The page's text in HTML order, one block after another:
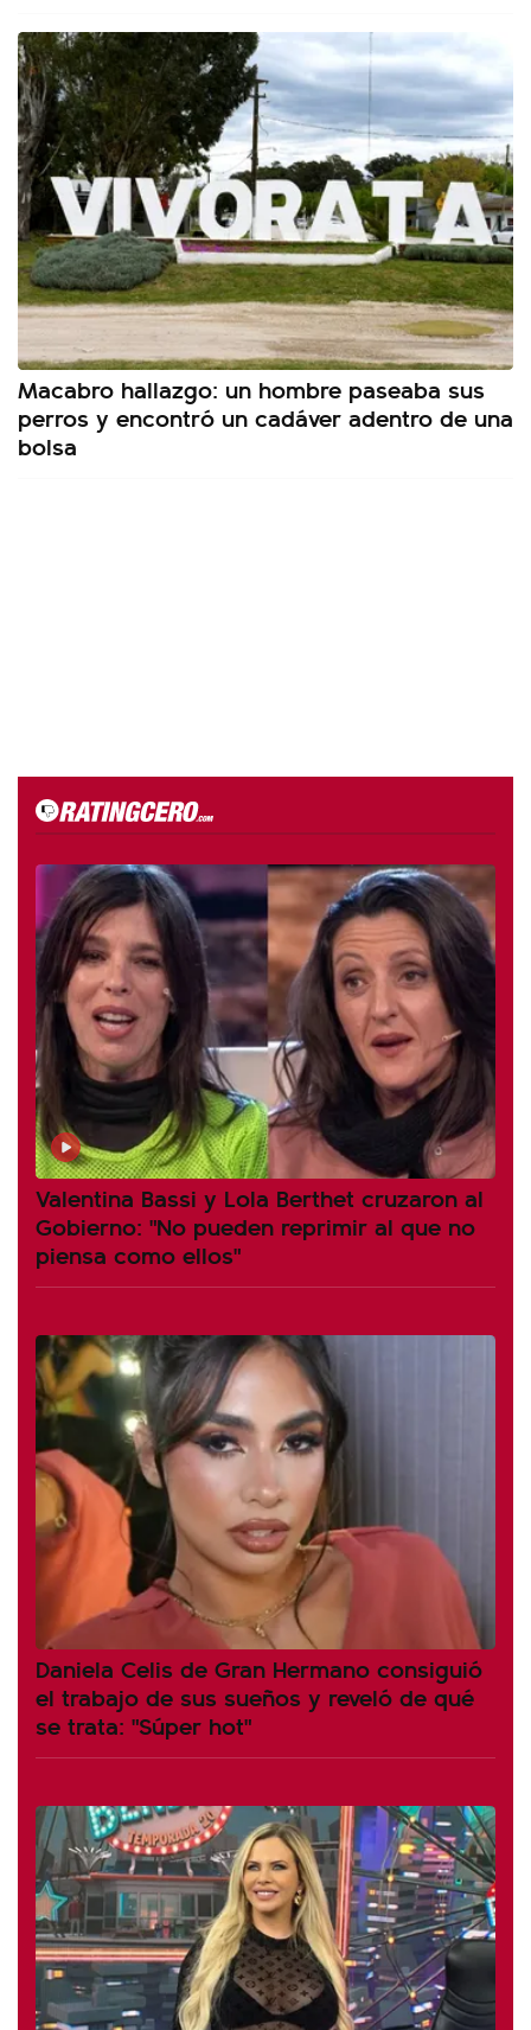
Macabro hallazgo: un hombre paseaba sus
perros y encontró un cadáver adentro de una
bolsa
Valentina Bassi y Lola Berthet cruzaron al
Gobierno: "No pueden reprimir al que no
piensa como ellos"
Daniela Celis de Gran Hermano consiguió
el trabajo de sus sueños y reveló de qué
se trata: "Súper hot"